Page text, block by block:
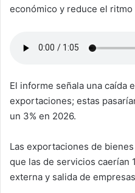
económico y reduce el
El informe señala una caída
exportaciones; estas
un 3% en 2026.
Las exportaciones de
que las de servicios caerían
externa y salida de